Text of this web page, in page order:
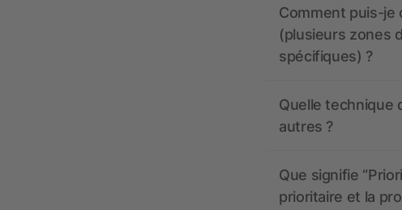
Comment puis-je
(plusieurs zones
spécifiques) ?
Quelle technique
autres ?
Que signifie
prioritaire et la